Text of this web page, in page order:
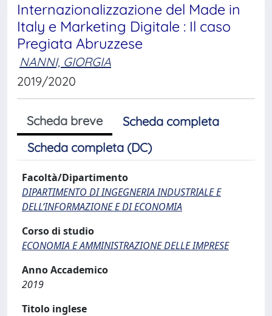
Internazionalizzazione del Made in
Italy e Marketing Digitale : Il caso
Pregiata Abruzzese
NANNI, GIORGIA
2019/2020
Scheda breve
Scheda completa
Scheda completa (DC)
Facoltà/Dipartimento
DIPARTIMENTO DI INGEGNERIA INDUSTRIALE E
DELL’INFORMAZIONE E DI ECONOMIA
Corso di studio
ECONOMIA E AMMINISTRAZIONE DELLE IMPRESE
Anno Accademico
2019
Titolo inglese